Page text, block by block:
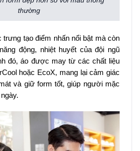
thường
trưng tạo điểm nhấn nổi bật mà còn
động, nhiệt huyết của đội ngũ
đó, áo được may từ các chất liệu
hoặc EcoX, mang lại cảm giác
và giữ form tốt, giúp người mặc